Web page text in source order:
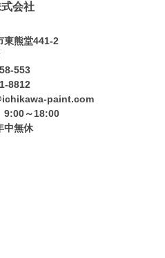
会社
東熊堂441-2
553
8812
paint.com
9:00～18:00
中無休